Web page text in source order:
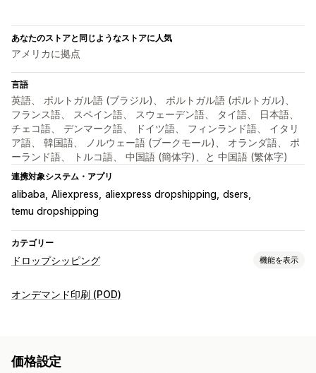
あなたのストアと同じようなストアに人気
アメリカに拠点
言語
英語、 ポルトガル語 (ブラジル)、 ポルトガル語 (ポルトガル)、
フランス語、 スペイン語、 スウェーデン語、 タイ語、 日本語、
チェコ語、 デンマーク語、 ドイツ語、 フィンランド語、 イタリ
ア語、 韓国語、 ノルウェー語 (ブークモール)、 オランダ語、 ポ
ーランド語、 トルコ語、 中国語 (簡体字)、と 中国語 (繁体字)
連携対象システム・アプリ
alibaba Aliexpress aliexpress dropshipping dsers
temu dropshipping
カテゴリー
ドロップシッピング 機能を表示
販売可能な商品
おもちゃ・ゲーム
オンデマンド印刷 (POD)
価格設定